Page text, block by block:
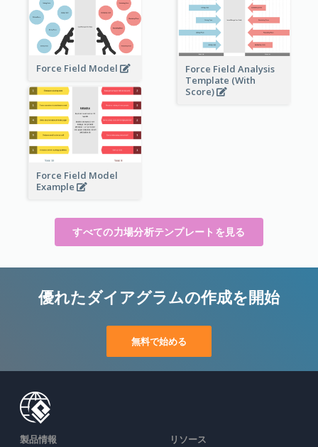
Force Field Analysis
Template (With
Score)
Force Field Model
Force Field Model
Example
すべての力場分析テンプレートを見る
優れたダイアグラムの作成を開始
無料で始める
製品情報 リソース